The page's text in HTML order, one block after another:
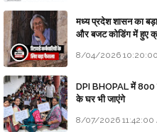
मध्य प्रदेश शासन का
और बजट कोडिंग में हुए
8/04/2026
DPI BHOPAL में 800
के घर भी जाएंगे
8/07/2026 11:42:00